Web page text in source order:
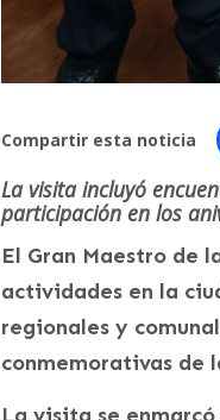
Compartir esta noticia
La visita incluyó
participación en los
El Gran Maestro de
actividades en la
regionales y
conmemorativas de